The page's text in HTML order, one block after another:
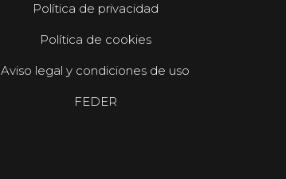
Política de privacidad
Política de cookies
Aviso legal y condiciones de uso
FEDER